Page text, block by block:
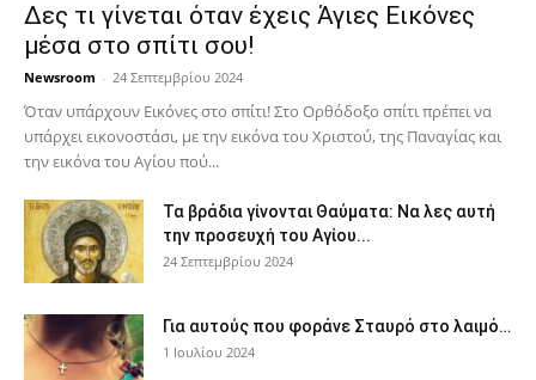
Δες τι γίνεται όταν έχεις Άγιες Εικόνες
μέσα στο σπίτι σου!
Newsroom - 24 Σεπτεμβρίου 2024
Όταν υπάρχουν Εικόνες στο σπίτι! Στο Ορθόδοξο σπίτι πρέπει να
υπάρχει εικονοστάσι, με την εικόνα του Χριστού, της Παν­αγίας και
την εικόνα του Αγίου πού...
Τα βράδια γίνονται Θαύματα: Να λες αυτή
την προσευχή του Αγίου...
24 Σεπτεμβρίου 2024
Για αυτούς που φοράνε Σταυρό στο λαιμό…
1 Ιουλίου 2024